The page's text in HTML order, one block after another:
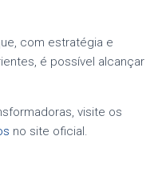
com estratégia e
é possível alcançar
visite os
no site oficial.